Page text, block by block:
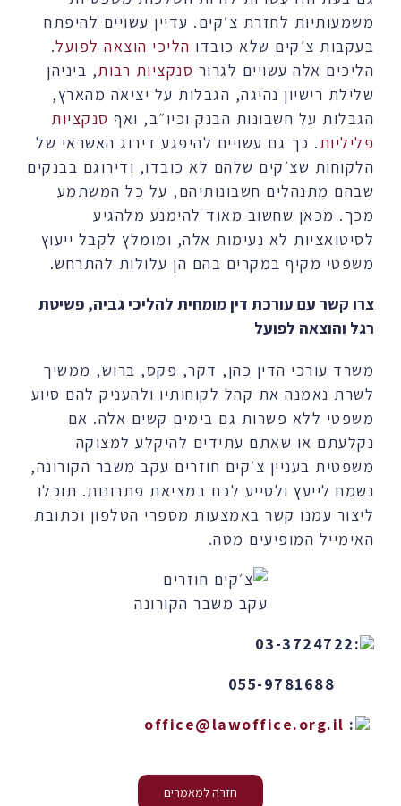
משמעותיות לחזרת צ׳קים. עדיין עשויים להיפתח
בעקבות צ׳קים שלא כובדו הליכי הוצאה לפועל.
הליכים אלה עשויים לגרור סנקציות רבות, ביניהן
שלילת רישיון נהיגה, הגבלות על יציאה מהארץ,
הגבלות על חשבונות הבנק וכיו״ב, ואף סנקציות
פליליות. כך גם עשויים להיפגע דירוג האשראי של
הלקוחות שצ׳קים שלהם לא כובדו, ודירוגם בבנקים
שבהם מתנהלים חשבונותיהם, על כל המשתמע
מכך. מכאן שחשוב מאוד להימנע מלהגיע
לסיטואציות לא נעימות אלה, ומומלץ לקבל ייעוץ
משפטי מקיף במקרים בהם הן עלולות להתרחש.
צרו קשר עם עורכת דין מומחית להליכי גביה, פשיטת
רגל והוצאה לפועל
משרד עורכי הדין כהן, דקר, פקס, ברוש, ממשיך
לשרת נאמנה את קהל לקוחותיו ולהעניק להם סיוע
משפטי ללא פשרות גם בימים קשים אלה. אם
נקלעתם או שאתם עתידים להיקלע למצוקה
משפטית בעניין צ׳קים חוזרים עקב משבר הקורונה,
נשמח לייעץ ולסייע לכם במציאת פתרונות. תוכלו
ליצור עמנו קשר באמצעות מספרי הטלפון וכתובת
האימייל המופיעים מטה.
:
03-3724722
:
office@lawoffice.org.il
חזרה למאמרים